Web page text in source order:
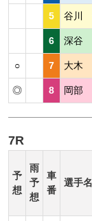
5 谷川
6 深
○ 7 大
◎ 8 岡
7R
予
想
雨
予
想
車
番
選手名